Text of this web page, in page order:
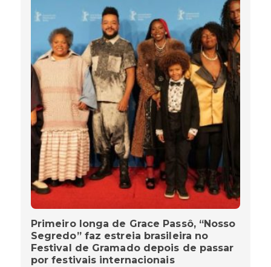
Primeiro longa de Grace Passô, “Nosso
Segredo” faz estreia brasileira no
Festival de Gramado depois de passar
por festivais internacionais